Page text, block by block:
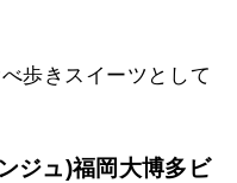
歩きスイーツとして
ジュ)福岡大博多ビ